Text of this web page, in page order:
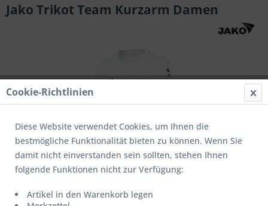
Jako Trikot Team Kurzarm Damen
UVP: 17,99 € *
Cookie-Richtlinien
Diese Website verwendet Cookies, um Ihnen die
bestmögliche Funktionalität bieten zu können. Wenn Sie
damit nicht einverstanden sein sollten, stehen Ihnen
folgende Funktionen nicht zur Verfügung:
Artikel in den Warenkorb legen